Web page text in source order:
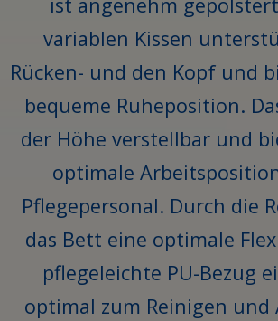
variablen Kissen
Rücken- und den Kopf und
bequeme Ruheposition.
der Höhe verstellbar und
optimale
Pflegepersonal. Durch die
das Bett eine optimale
pflegeleichte PU-Bezug
optimal zum Reinigen und